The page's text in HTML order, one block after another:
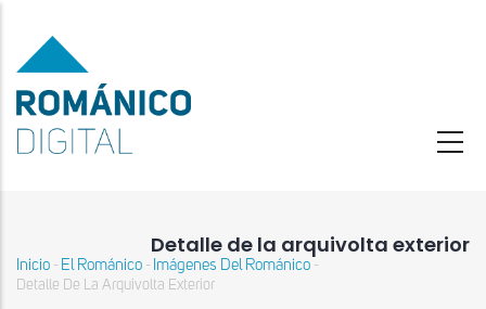
contenido
principal
Detalle de la arquivolta exterior
Sobrescribir
Inicio - El Románico - Imágenes Del Románico -
Detalle De La Arquivolta Exterior